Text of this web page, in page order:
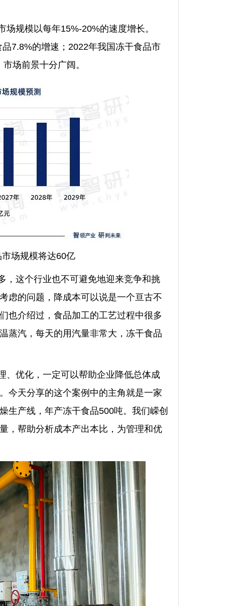
规模以每年15%-20%的速度增长。
7.8%的增速；2022年我国冻干食品市
场前景十分广阔。
场规模将达60亿
，这个行业也不可避免地迎来竞争和挑
虑的问题，降成本可以说是一个亘古不
也介绍过，食品加工的工艺过程中很多
蒸汽，每天的用汽量非常大，冻干食品
、优化，一定可以帮助企业降低总体成
今天分享的这个案例中的主角就是一家
生产线，年产冻干食品500吨。我们嵘创
，帮助分析成本产出本比，为管理和优